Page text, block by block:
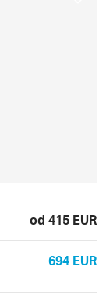
od 415 EUR
694 EUR